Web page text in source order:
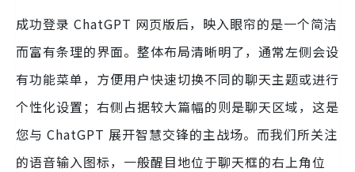
成功登录 ChatGPT 网页版后，映入眼帘的是一个简洁
而富有条理的界面。整体布局清晰明了，通常左侧会设
有功能菜单，方便用户快速切换不同的聊天主题或进行
个性化设置；右侧占据较大篇幅的则是聊天区域，这是
您与 ChatGPT 展开智慧交锋的主战场。而我们所关注
的语音输入图标，一般醒目地位于聊天框的右上角位